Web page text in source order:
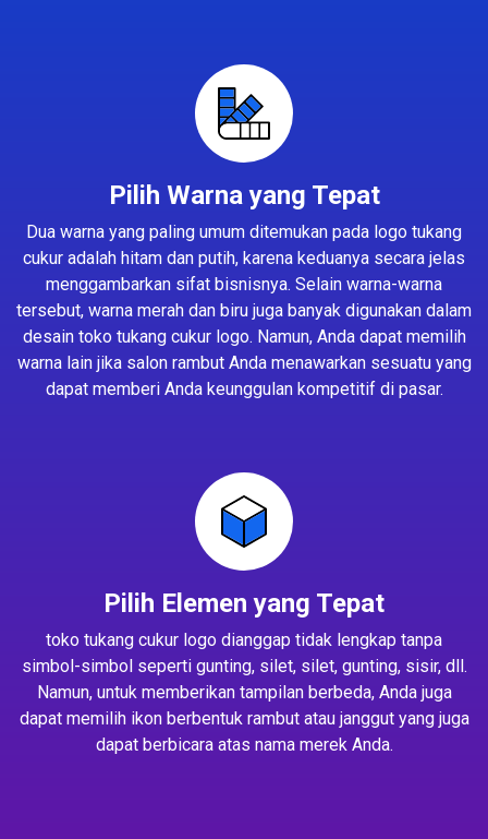
Pilih Warna yang Tepat
Dua warna yang paling umum ditemukan pada logo tukang
cukur adalah hitam dan putih, karena keduanya secara jelas
menggambarkan sifat bisnisnya. Selain warna-warna
tersebut, warna merah dan biru juga banyak digunakan dalam
desain toko tukang cukur logo. Namun, Anda dapat memilih
warna lain jika salon rambut Anda menawarkan sesuatu yang
dapat memberi Anda keunggulan kompetitif di pasar.
Pilih Elemen yang Tepat
toko tukang cukur logo dianggap tidak lengkap tanpa
simbol-simbol seperti gunting, silet, silet, gunting, sisir, dll.
Namun, untuk memberikan tampilan berbeda, Anda juga
dapat memilih ikon berbentuk rambut atau janggut yang juga
dapat berbicara atas nama merek Anda.